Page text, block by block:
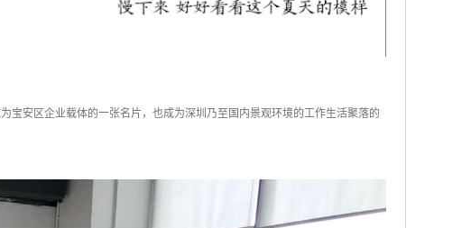
宝安区企业载体的一张名片，也成为深圳乃至国内景观环境的工作生活聚落的